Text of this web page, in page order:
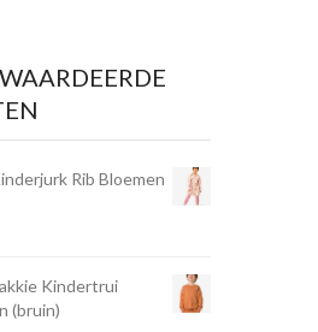
Rib Bloemen
Kindertrui
(bruin)